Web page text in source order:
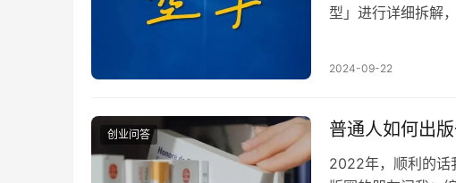
型」进行详细拆解
2024-09-22
创业问答 普通人如何出
2022年，顺利的话